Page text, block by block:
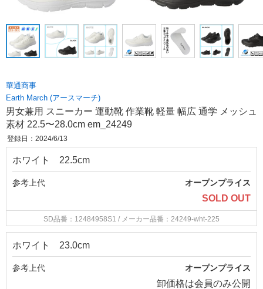
華通商事
Earth March (アースマーチ)
男女兼用 スニーカー 運動靴 作業靴 軽量 幅広 通学 メッシュ
素材 22.5〜28.0cm em_24249
登録日：2024/6/13
ホワイト 22.5cm
参考上代 オープンプライス
SOLD OUT
SD品番：12484958S1 / メーカー品番：24249-wht-225
ホワイト 23.0cm
参考上代 オープンプライス
卸価格は会員のみ公開